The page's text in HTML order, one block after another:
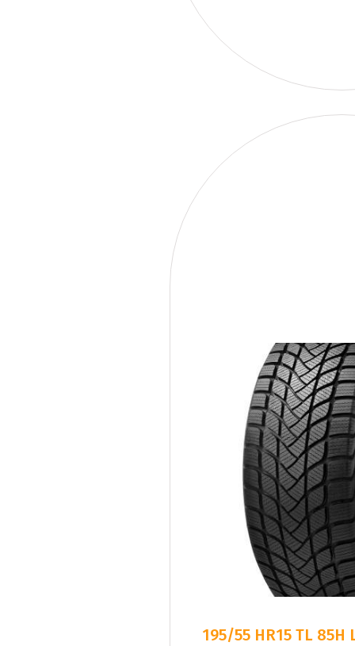
195/55 HR15 TL 85H